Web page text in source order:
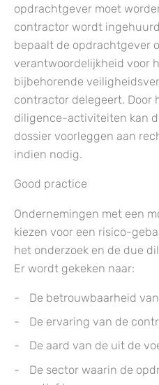
opdrachtgever moet
contractor wordt
bepaalt de opdrachtgever
verantwoordelijkheid voor
bijbehorende
contractor delegeert. Door
diligence-activiteiten kan
dossier voorleggen aan
indien nodig.
Good practice
Ondernemingen met een
kiezen voor een risico-
het onderzoek en de due
Er wordt gekeken naar:
De betrouwbaarheid
De ervaring van de
De aard van de uit de
De sector waarin de